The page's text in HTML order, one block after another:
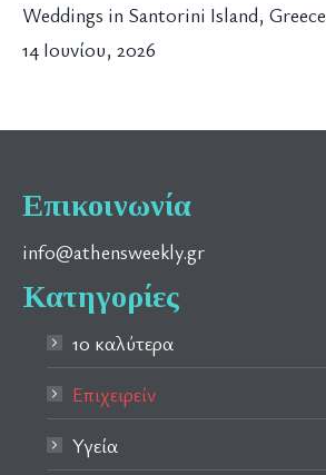
Weddings in Santorini Island, Greece
14 Ιουνίου, 2026
Επικοινωνία
info@athensweekly.gr
Κατηγορίες
10 καλύτερα
Επιχειρείν
Υγεία